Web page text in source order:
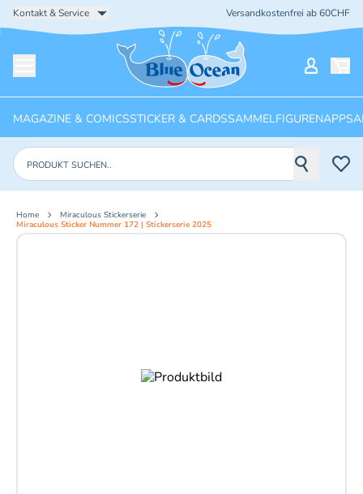
Kontakt & Service Versandkostenfrei ab 60CHF
Startseite
MAGAZINE & COMICSSTICKER & CARDSSAMMELFIGURENAPPS
Produkte suchen
Home
Miraculous Stickerserie
Miraculous Sticker Nummer 172 | Stickerserie 2025